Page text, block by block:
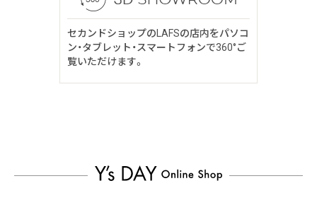
セカンドショップのLAFSの店内をパソコ
ン・タブレット・スマートフォンで360°ご
覧いただけます。